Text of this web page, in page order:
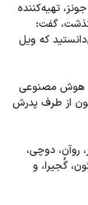
تهیه‌کننده
۹۱ سالگی درگذشت، گفت:
که ویل
هوش مصنوعی
از طرف پدرش
روآن، دوچی،
گُجیرا، و